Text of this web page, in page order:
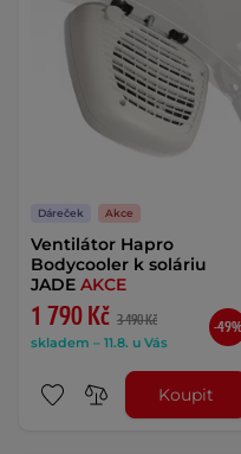
Dáreček Akce
Ventilátor Hapro
Bodycooler k soláriu
JADE AKCE
1 790 Kč 3 490 Kč
skladem – 11.8. u Vás
-49%
Koupit